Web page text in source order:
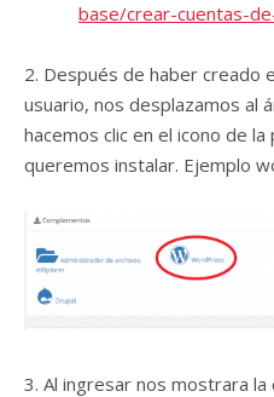
base/crear-cuentas-
2. Después de haber creado
usuario, nos desplazamos al
hacemos clic en el icono de
queremos instalar. Ejemplo
3. Al ingresar nos mostrara la